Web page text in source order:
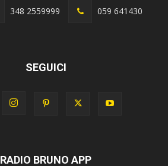
348 2559999 059 641430
SEGUICI
RADIO BRUNO APP